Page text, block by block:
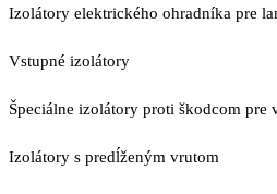
Izolátory elektrického ohradníka pre
Vstupné izolátory
Špeciálne izolátory proti škodcom pre
Izolátory s predĺženým vrutom